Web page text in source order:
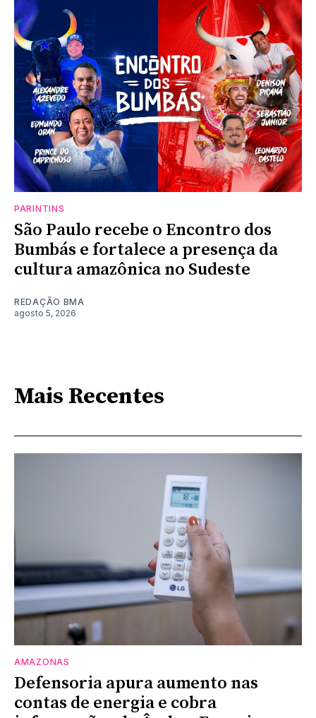
PARINTINS
São Paulo recebe o Encontro dos
Bumbás e fortalece a presença da
cultura amazônica no Sudeste
REDAÇÃO BMA
agosto 5, 2026
Mais Recentes
AMAZONAS
Defensoria apura aumento nas
contas de energia e cobra